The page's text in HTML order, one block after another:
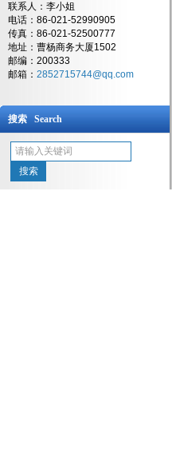
联系人：李小姐
电话：86-021-52990905
传真：86-021-52500777
地址：曹杨商务大厦1502
邮编：200333
邮箱： 2852715744@qq.com
搜索 Search